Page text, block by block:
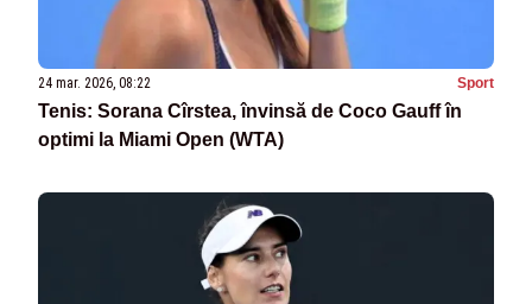
24 mar. 2026, 08:22 Sport
Tenis: Sorana Cîrstea, învinsă de Coco Gauff în
optimi la Miami Open (WTA)